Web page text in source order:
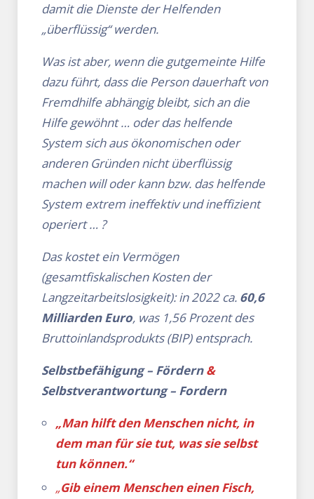
damit die Dienste der Helfenden
„überflüssig“ werden.
Was ist aber, wenn die gutgemeinte Hilfe
dazu führt, dass die Person dauerhaft von
Fremdhilfe abhängig bleibt, sich an die
Hilfe gewöhnt … oder das helfende
System sich aus ökonomischen oder
anderen Gründen nicht überflüssig
machen will oder kann bzw. das helfende
System extrem ineffektiv und ineffizient
operiert … ?
Das kostet ein Vermögen
(gesamtfiskalischen Kosten der
Langzeitarbeitslosigkeit): in 2022 ca. 60,6
Milliarden Euro, was 1,56 Prozent des
Bruttoinlandsprodukts (BIP) entsprach.
Selbstbefähigung – Fördern &
Selbstverantwortung – Fordern
„Man hilft den Menschen nicht, in
dem man für sie tut, was sie selbst
tun können.“
„Gib einem Menschen einen Fisch,